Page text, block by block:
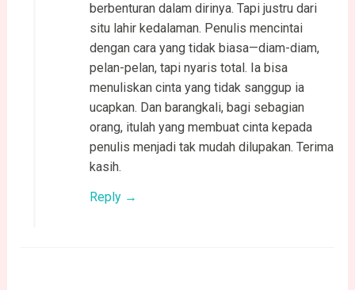
berbenturan dalam dirinya. Tapi justru dari
situ lahir kedalaman. Penulis mencintai
dengan cara yang tidak biasa—diam-diam,
pelan-pelan, tapi nyaris total. Ia bisa
menuliskan cinta yang tidak sanggup ia
ucapkan. Dan barangkali, bagi sebagian
orang, itulah yang membuat cinta kepada
penulis menjadi tak mudah dilupakan. Terima
kasih.
Reply